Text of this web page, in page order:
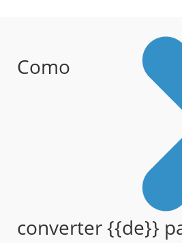
Como
converter {{de}}